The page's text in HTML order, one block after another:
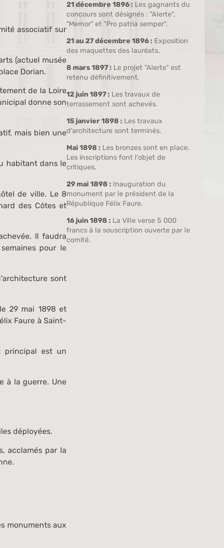
associatif sur
(actuel musée
Dorian.
de la Loire
donne son
mais bien une
habitant dans le
de ville. Le 8
des Côtes et
Il faudra
pour le
sont
29 mai 1898 et
Faure à Saint-
principal est un
à la guerre. Une
déployées.
acclamés par la
monuments aux
21 décembre 1896 : Les gagnants du
concours sont désignés : "Alerte",
"Memor" et "Pro patria semper".
21 au 27 décembre 1896 : Exposition
des maquettes des lauréats.
8 mars 1897 : Le projet "Alerte" est
retenu définitivement.
12 juin 1897 : Les travaux de
terrassement sont achevés.
15 janvier 1898 : Les travaux
d'architecture sont terminés.
Mai 1898 : Les bronzes sont en place.
Les inscriptions font l'objet de
critiques.
29 mai 1898 : Inauguration du
monument par le président de la
République Félix Faure.
16 juin 1898 : La Ville verse 5 000
francs à la souscription ouverte par le
comité.